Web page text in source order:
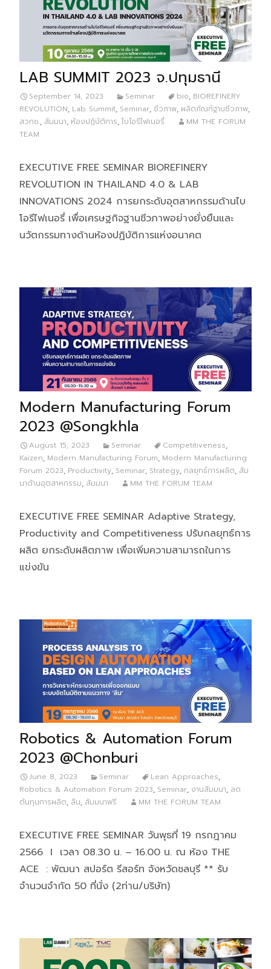
LAB SUMMIT 2023 จ.ปทุมธานี
September 14, 2023 Seminar bio, BIOREFINERY
REVOLUTION, Lab Summit, Seminar, ชีวภาพ, ผลิตภัณฑ์ฐานชีวภาพ,
สวทช., สัมมนา, ห้องปฏิบัติการ, ไบโอรีไฟเนอรี่
MM THE FORUM
TEAM
EXECUTIVE FREE SEMINAR BIOREFINERY
REVOLUTION IN THAILAND 4.0 & LAB
INNOVATIONS 2024 การยกระดับอุตสาหกรรมด้านไบ
โอรีไฟเนอรี่ เพื่อเศรษฐกิจฐานชีวภาพอย่างยั่งยืนและ
นวัตกรรมทางด้านห้องปฏิบัติการแห่งอนาคต
Modern Manufacturing Forum
2023 @Songkhla
August 15, 2023 Seminar Competitiveness,
Kaizen, Modern Manufacturing Forum, Modern Manufacturing
Forum 2023, Productivity, Seminar, Strategy, กลยุทธ์การผลิต, สัม
นาด้านอุตสาหกรรม, สัมมนา MM THE FORUM TEAM
EXECUTIVE FREE SEMINAR Adaptive Strategy,
Productivity and Competitiveness ปรับกลยุทธ์การ
ผลิต ยกระดับผลิตภาพ เพื่อเพิ่มความสามารถในการ
แข่งขัน
Robotics & Automation Forum
2023 @Chonburi
June 8, 2023 Seminar Lean Approaches,
Robotics & Automation Forum 2023, Seminar, งานสัมมนา, ลด
ต้นทุนการผลิต, ลีน, สัมมนาฟรี MM THE FORUM TEAM
EXECUTIVE FREE SEMINAR วันพุธที่ 19 กรกฎาคม
2566 I เวลา 08.30 น. – 16.00 น. ณ ห้อง THE
ACE : พัฒนา สปอร์ต รีสอร์ท จังหวัดชลบุรี ** รับ
จำนวนจำกัด 50 ที่นั่ง (2ท่าน/บริษัท)